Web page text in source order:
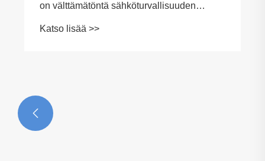
on välttämätöntä sähköturvallisuuden
Katso lisää >>
